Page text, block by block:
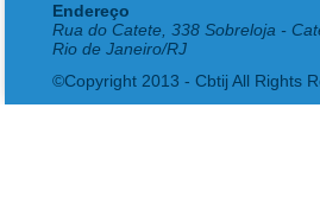
Endereço
Rua do Catete, 338 Sobreloja -
Rio de Janeiro/RJ
©Copyright 2013 - Cbtij All Rights